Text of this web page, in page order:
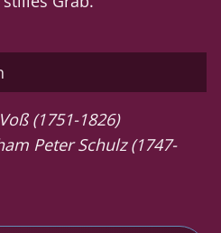
(1751-1826)
Peter Schulz (1747-